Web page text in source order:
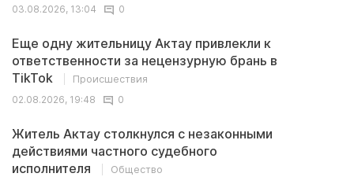
03.08.2026, 13:04
0
Еще одну жительницу Актау привлекли к
ответственности за нецензурную брань в
TikTok
Происшествия
02.08.2026, 19:48
0
Житель Актау столкнулся с незаконными
действиями частного судебного
исполнителя
Общество